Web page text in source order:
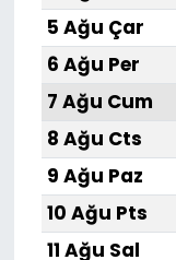
5 Ağu Çar
6 Ağu Per
7 Ağu Cum
8 Ağu Cts
9 Ağu Paz
10 Ağu Pts
11 Ağu Sal